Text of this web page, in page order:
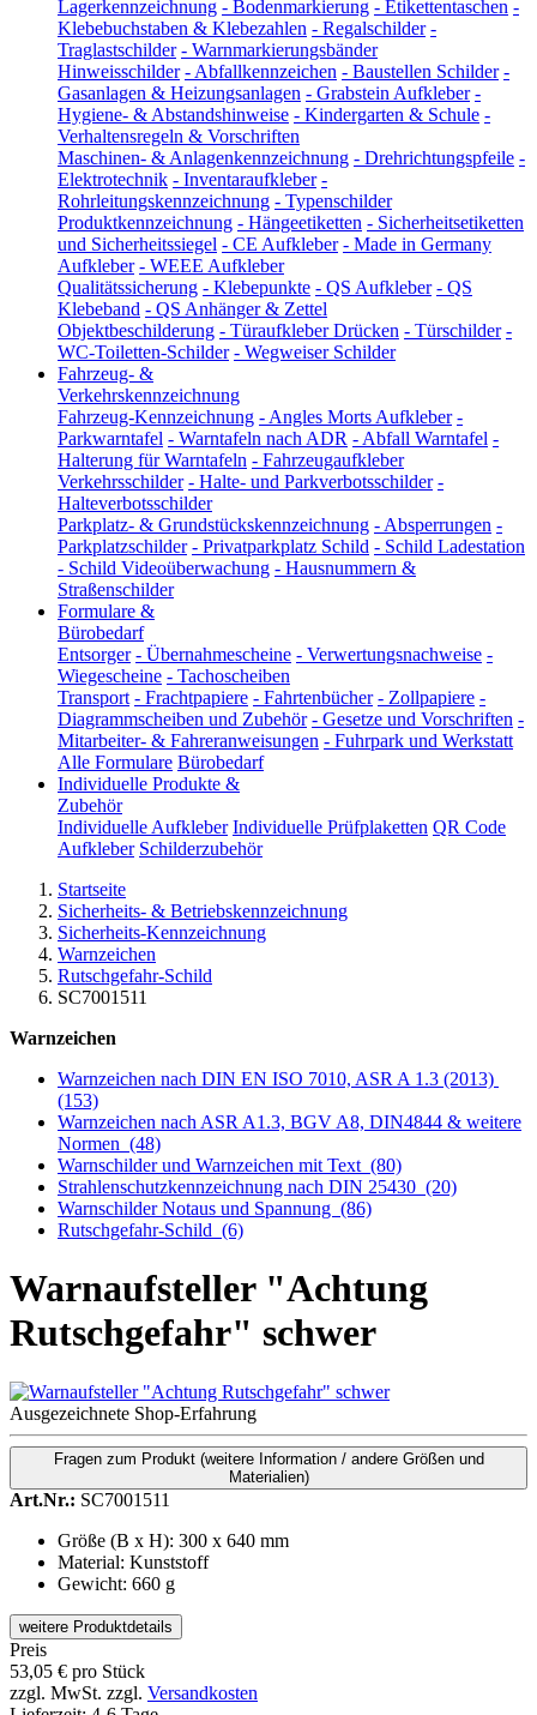
Lagerkennzeichnung - Bodenmarkierung - Etikettentaschen -
Klebebuchstaben & Klebezahlen - Regalschilder -
Traglastschilder - Warnmarkierungsbänder
Hinweisschilder - Abfallkennzeichen - Baustellen Schilder -
Gasanlagen & Heizungsanlagen - Grabstein Aufkleber -
Hygiene- & Abstandshinweise - Kindergarten & Schule -
Verhaltensregeln & Vorschriften
Maschinen- & Anlagenkennzeichnung - Drehrichtungspfeile -
Elektrotechnik - Inventaraufkleber -
Rohrleitungskennzeichnung - Typenschilder
Produktkennzeichnung - Hängeetiketten - Sicherheitsetiketten
und Sicherheitssiegel - CE Aufkleber - Made in Germany
Aufkleber - WEEE Aufkleber
Qualitätssicherung - Klebepunkte - QS Aufkleber - QS
Klebeband - QS Anhänger & Zettel
Objektbeschilderung - Türaufkleber Drücken - Türschilder -
WC-Toiletten-Schilder - Wegweiser Schilder
Fahrzeug- &
Verkehrskennzeichnung
Fahrzeug-Kennzeichnung - Angles Morts Aufkleber -
Parkwarntafel - Warntafeln nach ADR - Abfall Warntafel -
Halterung für Warntafeln - Fahrzeugaufkleber
Verkehrsschilder - Halte- und Parkverbotsschilder -
Halteverbotsschilder
Parkplatz- & Grundstückskennzeichnung - Absperrungen -
Parkplatzschilder - Privatparkplatz Schild - Schild Ladestation
- Schild Videoüberwachung - Hausnummern &
Straßenschilder
Formulare &
Bürobedarf
Entsorger - Übernahmescheine - Verwertungsnachweise -
Wiegescheine - Tachoscheiben
Transport - Frachtpapiere - Fahrtenbücher - Zollpapiere -
Diagrammscheiben und Zubehör - Gesetze und Vorschriften -
Mitarbeiter- & Fahreranweisungen - Fuhrpark und Werkstatt
Alle Formulare Bürobedarf
Individuelle Produkte &
Zubehör
Individuelle Aufkleber Individuelle Prüfplaketten QR Code
Aufkleber Schilderzubehör
Startseite
Sicherheits- & Betriebskennzeichnung
Sicherheits-Kennzeichnung
Warnzeichen
Rutschgefahr-Schild
SC7001511
Warnzeichen
Warnzeichen nach DIN EN ISO 7010, ASR A 1.3 (2013)
(153)
Warnzeichen nach ASR A1.3, BGV A8, DIN4844 & weitere
Normen (48)
Warnschilder und Warnzeichen mit Text (80)
Strahlenschutzkennzeichnung nach DIN 25430 (20)
Warnschilder Notaus und Spannung (86)
Rutschgefahr-Schild (6)
Warnaufsteller "Achtung
Rutschgefahr" schwer
Ausgezeichnete Shop-Erfahrung
Fragen zum Produkt (weitere Information / andere Größen und
Materialien)
Art.Nr.: SC7001511
Größe (B x H): 300 x 640 mm
Material: Kunststoff
Gewicht: 660 g
weitere Produktdetails
Preis
53,05 € pro Stück
zzgl. MwSt. zzgl. Versandkosten